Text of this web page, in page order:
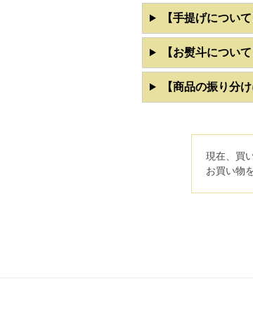
【手提げについて
【お熨斗について
【商品の振り分
現在、買
お買い物